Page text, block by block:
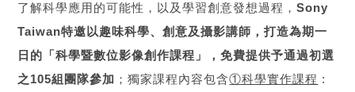
了解科學應用的可能性，以及學習創意發想過程，Sony
Taiwan特邀以趣味科學、創意及攝影講師，打造為期一
日的「科學暨數位影像創作課程」，免費提供予通過初選
之105組團隊參加 ；獨家課程內容包含①科學實作課程 :